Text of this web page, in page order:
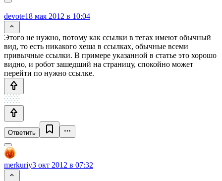
devote18 мая 2012 в 10:04
Этого не нужно, потому как ссылки в тегах имеют обычный
вид, то есть никакого хеша в ссылках, обычные всеми
привычные ссылки. В примере указанной в статье это хорошо
видно, и робот зашедший на страницу, спокойно может
перейти по нужно ссылке.
Ответить
merkuriy3 окт 2012 в 07:32